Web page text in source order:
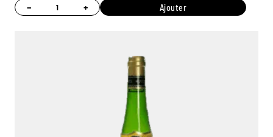
− + Ajouter